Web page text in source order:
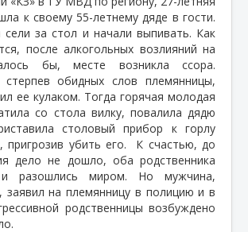
к своему 55-летнему дяде в гости.
сели за стол и начали выпивать. Как
после алкогольных возлияний на
бы, месте возникла ссора.
обидных слов племянницы,
ее кулаком. Тогда горячая молодая
со стола вилку, повалила дядю
столовый прибор к горлу
пригрозив убить его.
К счастью, до
дело не дошло, оба родственника
и разошлись миром. Но мужчина,
заявил на племянницу в полицию и в
родственницы возбуждено